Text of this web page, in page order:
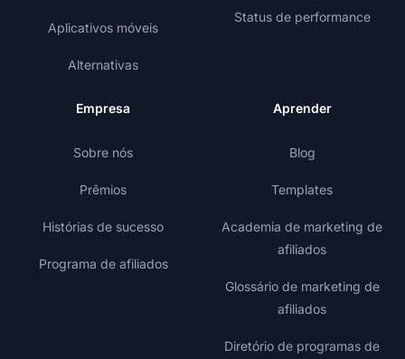
Aplicativos móveis
Alternativas
Status de performance
Empresa
Sobre nós
Prêmios
Histórias de sucesso
Programa de afiliados
Aprender
Blog
Templates
Academia de marketing de
afiliados
Glossário de marketing de
afiliados
Diretório de programas de